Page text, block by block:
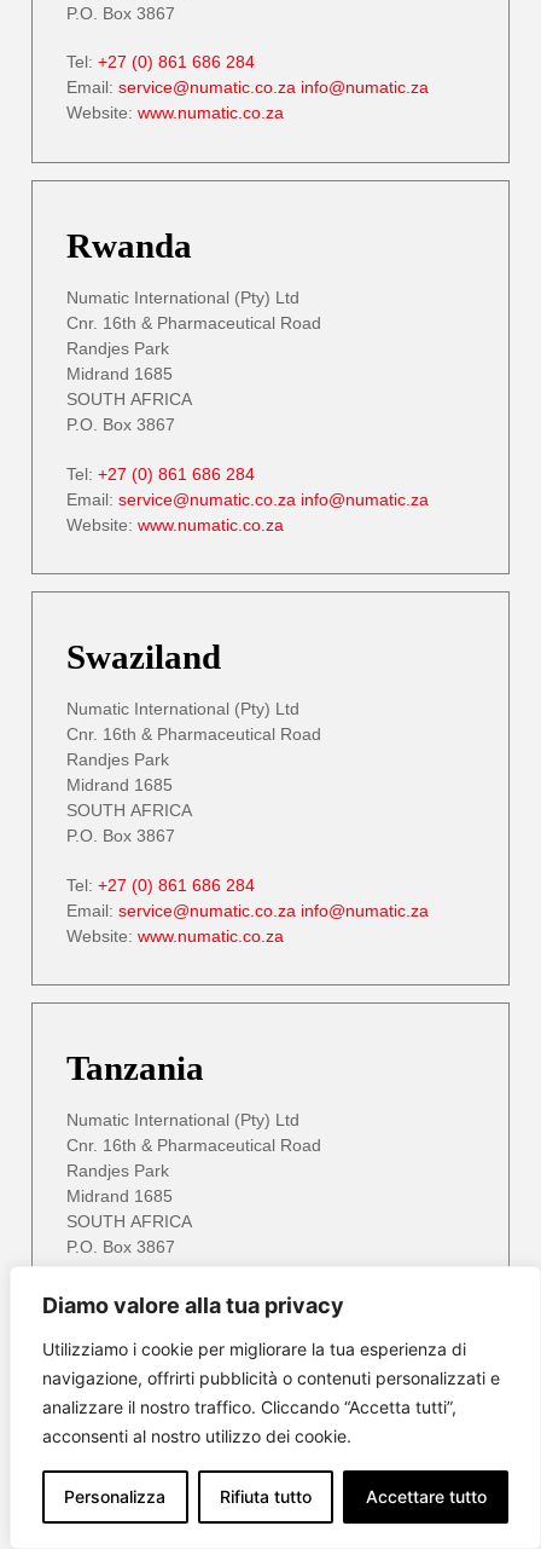
Diamo valore alla tua privacy
Utilizziamo i cookie per migliorare la tua esperienza di
navigazione, offrirti pubblicità o contenuti personalizzati e
analizzare il nostro traffico. Cliccando “Accetta tutti”,
acconsenti al nostro utilizzo dei cookie.
Personalizza Rifiuta tutto Accettare tutto
P.O. Box 3867
Tel: +27 (0) 861 686 284
Email: service@numatic.co.za info@numatic.za
Website: www.numatic.co.za
Rwanda
Numatic International (Pty) Ltd
Cnr. 16th & Pharmaceutical Road
Randjes Park
Midrand 1685
SOUTH AFRICA
P.O. Box 3867
Tel: +27 (0) 861 686 284
Email: service@numatic.co.za info@numatic.za
Website: www.numatic.co.za
Swaziland
Numatic International (Pty) Ltd
Cnr. 16th & Pharmaceutical Road
Randjes Park
Midrand 1685
SOUTH AFRICA
P.O. Box 3867
Tel: +27 (0) 861 686 284
Email: service@numatic.co.za info@numatic.za
Website: www.numatic.co.za
Tanzania
Numatic International (Pty) Ltd
Cnr. 16th & Pharmaceutical Road
Randjes Park
Midrand 1685
SOUTH AFRICA
P.O. Box 3867
+27 (0) 861 686 284
service@numatic.co.za
info@numatic.za
Website: www.numatic.co.za
Zambia